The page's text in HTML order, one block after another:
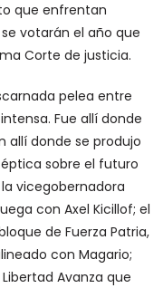
que enfrentan
votarán el año que
Corte de justicia.
pelea entre
Fue allí donde
allí donde se produjo
sobre el futuro
vicegobernadora
con Axel Kicillof; el
de Fuerza Patria,
con Magario;
Avanza que